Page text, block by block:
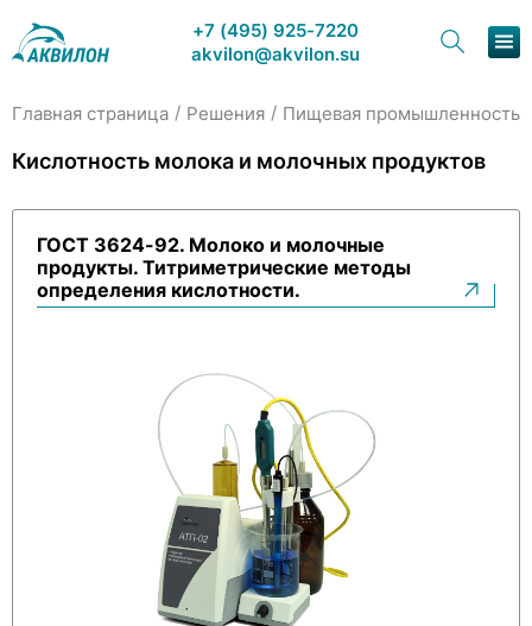
+7 (495) 925-7220
akvilon@akvilon.su
Каталог
Главная страница / Решения / Пищевая промышленность
Кислотность молока и молочных продуктов
ГОСТ 3624-92. Молоко и молочные
продукты. Титриметрические методы
определения кислотности.